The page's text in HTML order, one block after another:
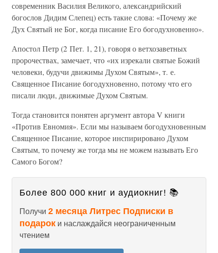
современник Василия Великого, александрийский
богослов Дидим Слепец) есть такие слова: «Почему же
Дух Святый не Бог, когда писание Его богодухновенно».
Апостол Петр (2 Пет. 1, 21), говоря о ветхозаветных
пророчествах, замечает, что «их изрекали святые Божий
человеки, будучи движимы Духом Святым», т. е.
Священное Писание богодухновенно, потому что его
писали люди, движимые Духом Святым.
Тогда становится понятен аргумент автора V книги
«Против Евномия». Если мы называем богодухновенным
Священное Писание, которое инспирировано Духом
Святым, то почему же тогда мы не можем называть Его
Самого Богом?
Более 800 000 книг и аудиокниг! 📚
Получи 2 месяца Литрес Подписки в
подарок и наслаждайся неограниченным
чтением